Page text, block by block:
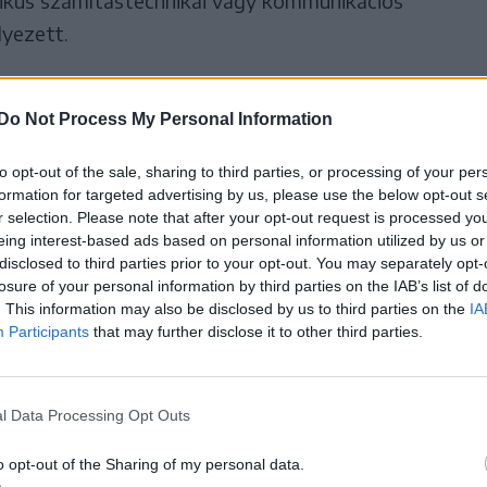
Do Not Process My Personal Information
opt-out of the sale, sharing to third parties, or processing of your
for targeted advertising by us, please use the below opt-out
selection. Please note that after your opt-out request is processed
interest-based ads based on personal information utilized by us
to third parties prior to your opt-out. You may separately
of your personal information by third parties on the IAB’s list of
This information may also be disclosed by us to third parties on the
Participants that may further disclose it to other third parties.
Data Processing Opt Outs
opt-out of the Sharing of my personal data.
vizsga első eredményeit
közzé.
valamint 2-án és 3-án megtekinthetik a
be.
jelenlétében tekinthetik meg a kijavított
nem feltétele az óvás benyújtásának és